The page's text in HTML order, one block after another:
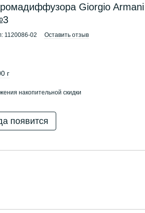
Giorgio
1120086-02 Оставить отзыв
г
накопительной скидки
появится